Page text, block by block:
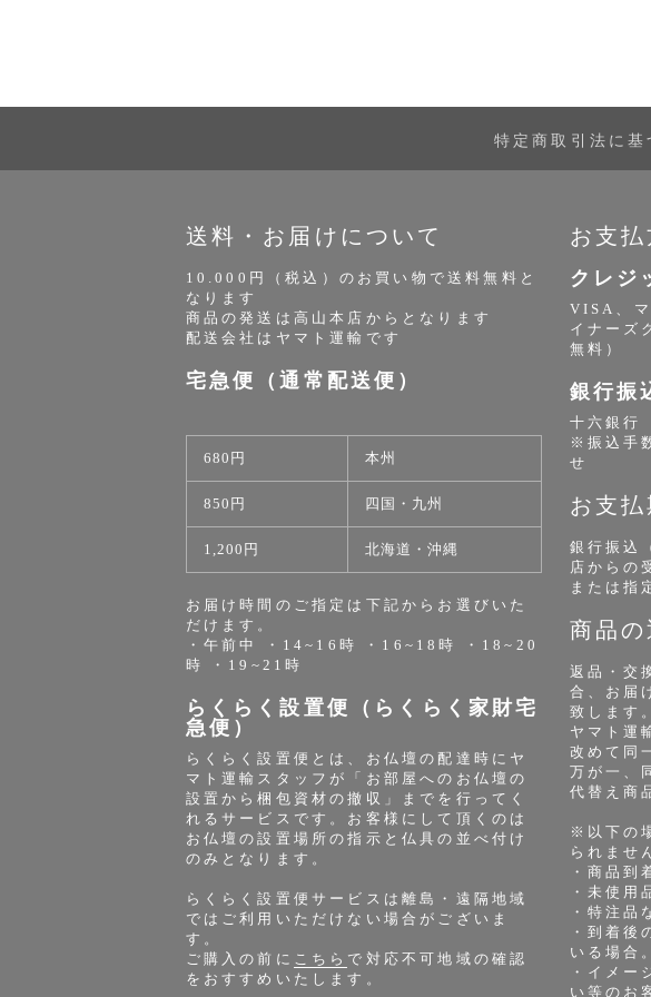
特定商取引法に基
送料・お届けについて
10.000円（税込）のお買い物で送料無料と
なります
商品の発送は高山本店からとなります
配送会社はヤマト運輸です
宅急便（通常配送便）
680円 本州
850円 四国・九州
1,200円 北海道・沖縄
お届け時間のご指定は下記からお選びいた
だけます。
・午前中 ・14~16時 ・16~18時 ・18~20
時 ・19~21時
らくらく設置便（らくらく家財宅
急便）
らくらく設置便とは、お仏壇の配達時にヤ
マト運輸スタッフが「お部屋へのお仏壇の
設置から梱包資材の撤収」までを行ってく
れるサービスです。お客様にして頂くのは
お仏壇の設置場所の指示と仏具の並べ付け
のみとなります。
らくらく設置便サービスは離島・遠隔地域
ではご利用いただけない場合がございま
す。
ご購入の前に こちら で対応不可地域の確認
をおすすめいたします。
お支
クレジ
VISA、
イナーズ
無料）
銀行振
十六銀
※振込手
せ
お支
銀行振込
店からの
または指
商品
返品・交
合、お届
致します。
ヤマト運
改めて同
万が一、
代替え商
※以下の
られませ
・商品到
・未使用
・特注品
・到着後
いる場合。
・イメー
い等のお